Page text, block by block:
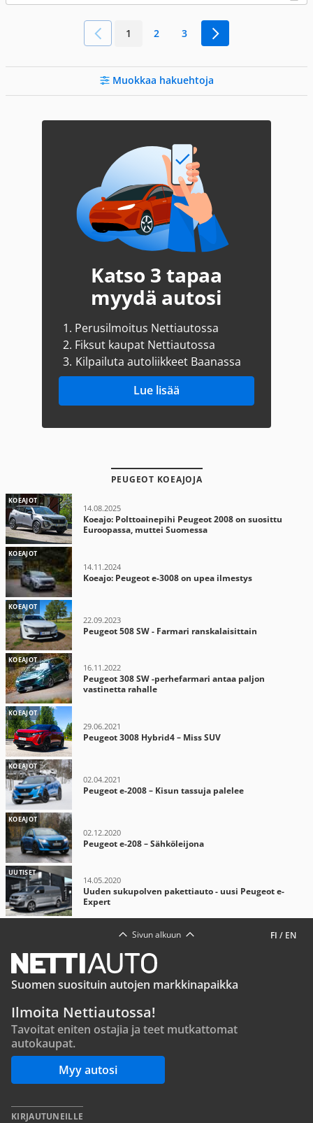
1 2 3
Muokkaa hakuehtoja
Katso 3 tapaa
myydä autosi
1. Perusilmoitus Nettiautossa
2. Fiksut kaupat Nettiautossa
3. Kilpailuta autoliikkeet Baanassa
Lue lisää
PEUGEOT KOEAJOJA
KOEAJOT
14.08.2025
Koeajo: Polttoainepihi Peugeot 2008 on suosittu
Euroopassa, muttei Suomessa
KOEAJOT
14.11.2024
Koeajo: Peugeot e-3008 on upea ilmestys
KOEAJOT
22.09.2023
Peugeot 508 SW - Farmari ranskalaisittain
KOEAJOT
16.11.2022
Peugeot 308 SW -perhefarmari antaa paljon
vastinetta rahalle
KOEAJOT
29.06.2021
Peugeot 3008 Hybrid4 – Miss SUV
KOEAJOT
02.04.2021
Peugeot e-2008 – Kisun tassuja palelee
KOEAJOT
02.12.2020
Peugeot e-208 – Sähköleijona
UUTISET
14.05.2020
Uuden sukupolven pakettiauto - uusi Peugeot e-
Expert
FI / EN
Sivun alkuun
Suomen suosituin autojen markkinapaikka
Ilmoita Nettiautossa!
Tavoitat eniten ostajia ja teet mutkattomat
autokaupat.
Myy autosi
KIRJAUTUNEILLE